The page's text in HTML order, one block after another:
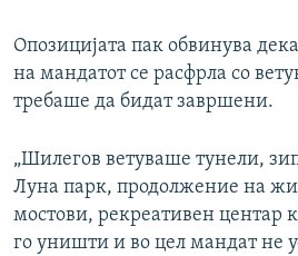
Опозицијата пак обвинува
на мандатот се расфрла со
требаше да бидат завршени.
„Шилегов ветуваше тунели,
Луна парк, продолжение на
мостови, рекреативен центар
го уништи и во цел мандат не